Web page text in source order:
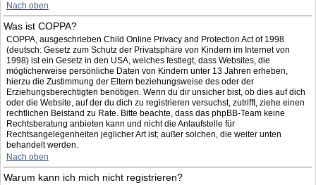
Nach oben
Was ist COPPA?
COPPA, ausgeschrieben Child Online Privacy and Protection Act of 1998
(deutsch: Gesetz zum Schutz der Privatsphäre von Kindern im Internet von
1998) ist ein Gesetz in den USA, welches festlegt, dass Websites, die
möglicherweise persönliche Daten von Kindern unter 13 Jahren erheben,
hierzu die Zustimmung der Eltern beziehungsweise des oder der
Erziehungsberechtigten benötigen. Wenn du dir unsicher bist, ob dies auf dich
oder die Website, auf der du dich zu registrieren versuchst, zutrifft, ziehe einen
rechtlichen Beistand zu Rate. Bitte beachte, dass das phpBB-Team keine
Rechtsberatung anbieten kann und nicht die Anlaufstelle für
Rechtsangelegenheiten jeglicher Art ist; außer solchen, die weiter unten
behandelt werden.
Nach oben
Warum kann ich mich nicht registrieren?